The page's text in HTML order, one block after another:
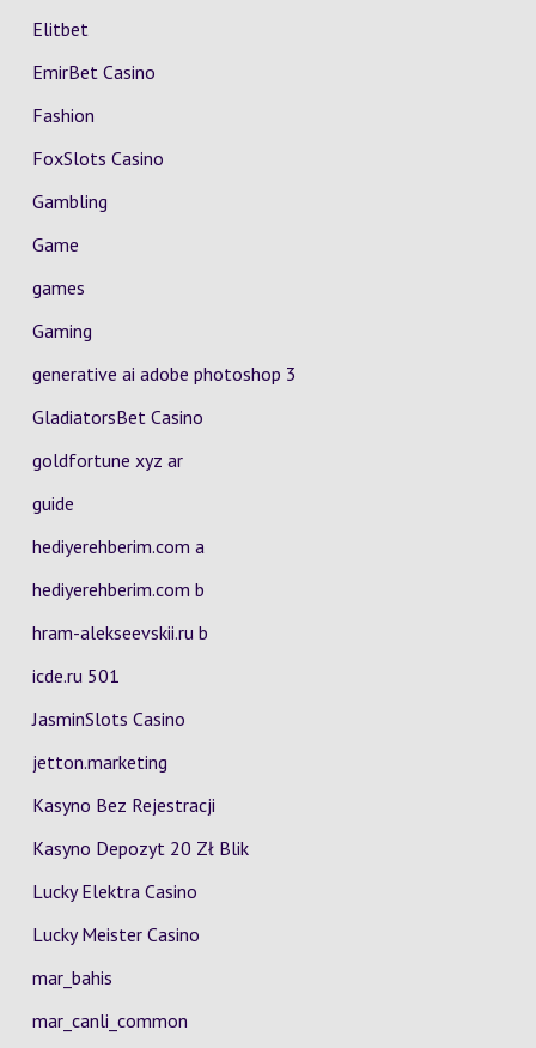
Elitbet
EmirBet Casino
Fashion
FoxSlots Casino
Gambling
Game
games
Gaming
generative ai adobe photoshop 3
GladiatorsBet Casino
goldfortune xyz ar
guide
hediyerehberim.com a
hediyerehberim.com b
hram-alekseevskii.ru b
icde.ru 501
JasminSlots Casino
jetton.marketing
Kasyno Bez Rejestracji
Kasyno Depozyt 20 Zł Blik
Lucky Elektra Casino
Lucky Meister Casino
mar_bahis
mar_canli_common